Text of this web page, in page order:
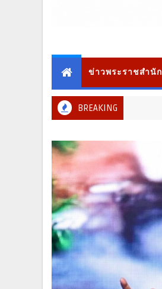
ข่าวพระราชสำนัก
BREAKING